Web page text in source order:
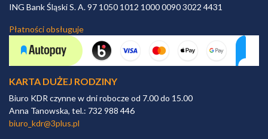
ING Bank Śląski S. A. 97 1050 1012 1000 0090 3022 4431
Płatności obsługuje
KARTA DUŻEJ RODZINY
Biuro KDR czynne w dni robocze od 7.00 do 15.00
Anna Tanowska, tel.: 732 988 446
biuro_kdr@3plus.pl